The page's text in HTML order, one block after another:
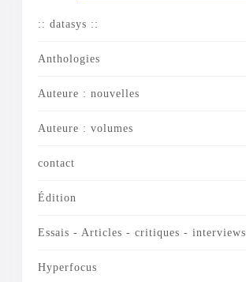
:: datasys ::
Anthologies
Auteure : nouvelles
Auteure : volumes
contact
Édition
Essais - Articles - critiques - interviews
Hyperfocus